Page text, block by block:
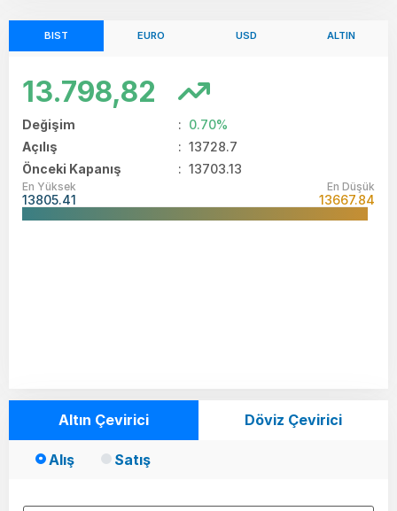
BIST EURO USD ALTIN
13.798,82
Değişim : 0.70%
Açılış
: 13728.7
Önceki Kapanış
: 13703.13
En Yüksek
13805.41
En Düşük
13667.84
Altın Çevirici Döviz Çevirici
Alış Satış